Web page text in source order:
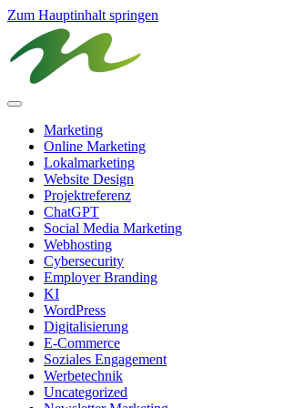
Zum Hauptinhalt springen
Marketing
Online Marketing
Lokalmarketing
Website Design
Projektreferenz
ChatGPT
Social Media Marketing
Webhosting
Cybersecurity
Employer Branding
KI
WordPress
Digitalisierung
E-Commerce
Soziales Engagement
Werbetechnik
Uncategorized